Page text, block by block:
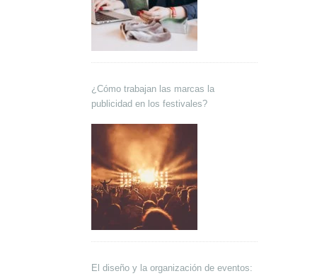
¿Cómo trabajan las marcas la
publicidad en los festivales?
El diseño y la organización de eventos: